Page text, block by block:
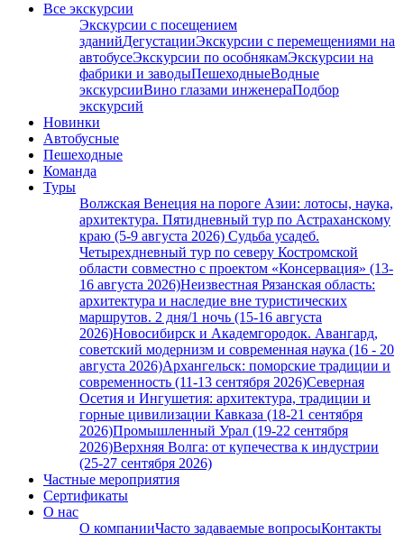
Все экскурсии
Экскурсии с посещением
зданийДегустацииЭкскурсии с перемещениями на
автобусеЭкскурсии по особнякамЭкскурсии на
фабрики и заводыПешеходныеВодные
экскурсииВино глазами инженераПодбор
экскурсий
Новинки
Автобусные
Пешеходные
Команда
Туры
Волжская Венеция на пороге Азии: лотосы, наука,
архитектура. Пятидневный тур по Астраханскому
краю (5-9 августа 2026) Судьба усадеб.
Четырехдневный тур по северу Костромской
области совместно с проектом «Консервация» (13-
16 августа 2026)Неизвестная Рязанская область:
архитектура и наследие вне туристических
маршрутов. 2 дня/1 ночь (15-16 августа
2026)Новосибирск и Академгородок. Авангард,
советский модернизм и современная наука (16 - 20
августа 2026)Архангельск: поморские традиции и
современность (11-13 сентября 2026)Северная
Осетия и Ингушетия: архитектура, традиции и
горные цивилизации Кавказа (18-21 сентября
2026)Промышленный Урал (19-22 сентября
2026)Верхняя Волга: от купечества к индустрии
(25-27 сентября 2026)
Частные мероприятия
Сертификаты
О нас
О компанииЧасто задаваемые вопросыКонтакты